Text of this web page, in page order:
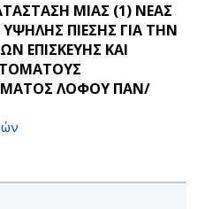
ΜΙΑΣ (1) ΝΕΑΣ
ΠΙΕΣΗΣ ΓΙΑ ΤΗΝ
ΕΠΙΣΚΕΥΗΣ ΚΑΙ
ΛΟΦΟΥ ΠΑΝ/